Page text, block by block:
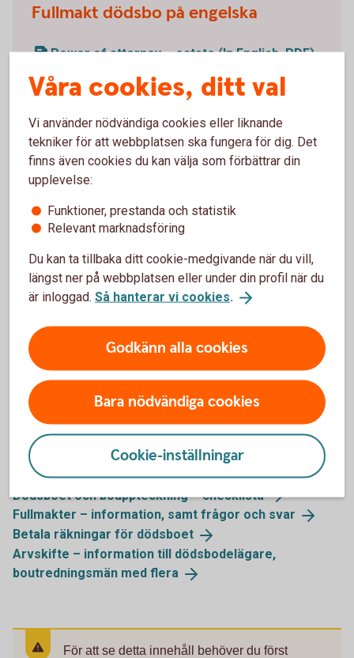
Fullmakt dödsbo på engelska
Power of attorney – estate (In English, PDF)
Vad kan du göra med fullmakten
för dödsbo?
Lösa in utställda checkar/postväxlar/plus- och
bankgiroavier med mera till dödsboet
Betala dödsboets skulder
Fylla i och underteckna Sparbanken Göinge
fördelningsblanketter för arvskifte
Dödsbo, bouppteckning och
arvskifte – mer information
Beställ dödsfallsintyg(skatteverket.se)
Dödsboet och bouppteckning –checklista
Fullmakter – information, samt frågor och svar
Betala räkningar för dödsboet
Arvskifte – information till dödsbodelägare,
boutredningsmän med flera
För att se detta innehåll behöver du först
Våra cookies, ditt val
Vi använder nödvändiga cookies eller liknande
tekniker för att webbplatsen ska fungera för dig. Det
finns även cookies du kan välja som förbättrar din
upplevelse:
Funktioner, prestanda och statistik
Relevant marknadsföring
Du kan ta tillbaka ditt cookie-medgivande när du vill,
längst ner på webbplatsen eller under din profil när du
är inloggad. Så hanterar vi cookies.
Godkänn alla cookies
Bara nödvändiga cookies
Cookie-inställningar